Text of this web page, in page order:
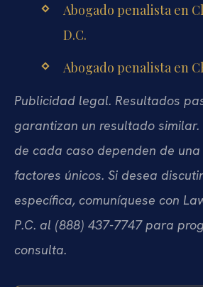
Abogado penalista en
D.C.
Abogado penalista en
Publicidad legal. Resultados
garantizan un resultado similar.
de cada caso dependen de
factores únicos. Si desea
específica, comuníquese con
P.C. al (888) 437-7747 para
consulta.